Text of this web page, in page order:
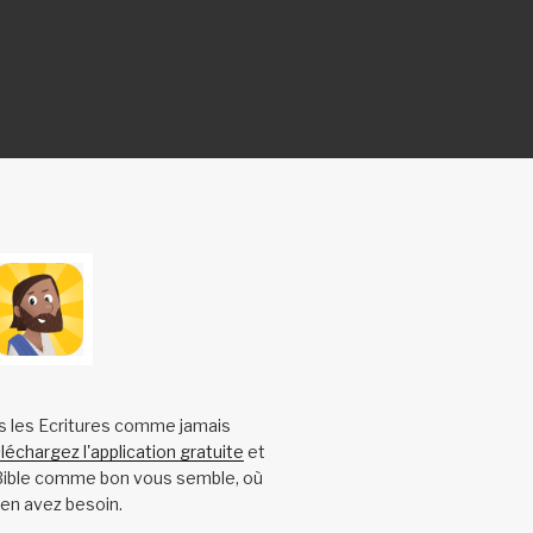
les Ecritures comme jamais
l'application gratuite et
comme bon vous semble, où
avez besoin.